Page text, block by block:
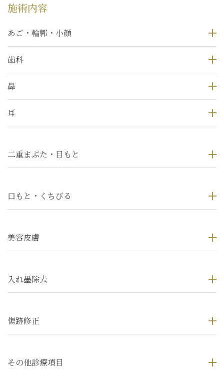
施術内容
あご・輪郭・小顔
歯科
鼻
耳
二重まぶた・目もと
口もと・くちびる
美容皮膚
入れ墨除去
傷跡修正
その他診療項目